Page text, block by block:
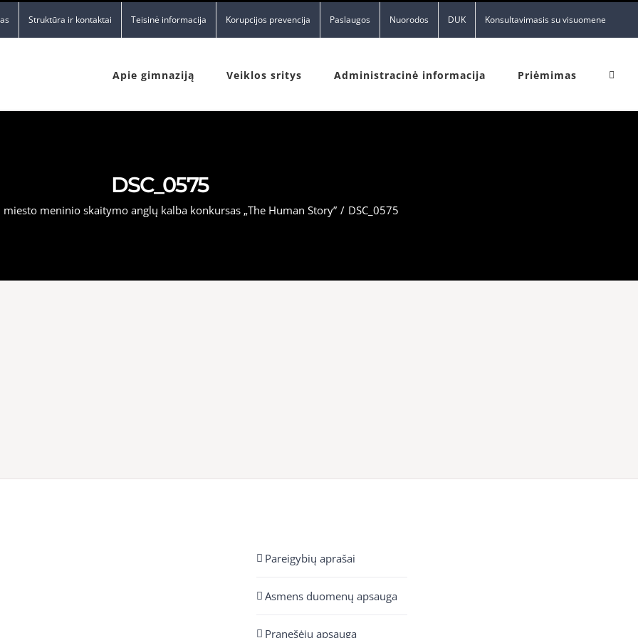
Struktūra ir kontaktai Teisinė informacija Korupcijos prevencija Paslaugos Nuorodos DUK Konsultavimasis su visuomene
Apie gimnaziją Veiklos sritys Administracinė informacija Priėmimas
DSC_0575
miesto meninio skaitymo anglų kalba konkursas „The Human Story” / DSC_0575
Pareigybių aprašai
Asmens duomenų apsauga
Pranešėjų apsauga